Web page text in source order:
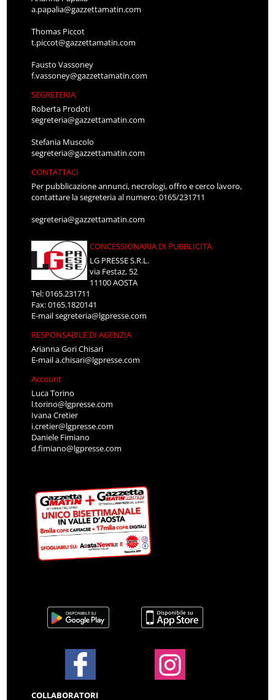
a.papalia@gazzettamatin.com
Thomas Piccot
t.piccot@gazzettamatin.com
Fausto Vassoney
f.vassoney@gazzettamatin.com
SEGRETERIA
Roberta Prodoti
segreteria@gazzettamatin.com
Stefania Muscolo
segreteria@gazzettamatin.com
CONTATTACI
Per pubblicazione annunci, necrologi, offro e cerco lavoro,
contattare la segreteria al numero: 0165/231711
segreteria@gazzettamatin.com
CONCESSIONARIA DI PUBBLICITÀ
LG PRESSE S.R.L.
via Festaz, 52
11100 AOSTA
Tel: 0165.231711
Fax: 0165.1820141
E-mailsegreteria@lgpresse.com
RESPONSABILE DI AGENZIA
Arianna Gori Chisari
E-maila.chisari@lgpresse.com
Account
Luca Torino
l.torino@lgpresse.com
Ivana Cretier
i.cretier@lgpresse.com
Daniele Fimiano
d.fimiano@lgpresse.com
COLLABORATORI